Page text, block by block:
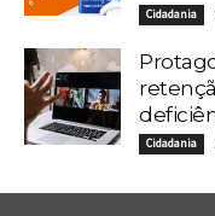
Cidadania
Cidadania